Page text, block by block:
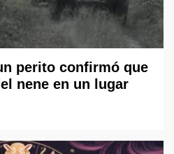
perito confirmó que
nene en un lugar